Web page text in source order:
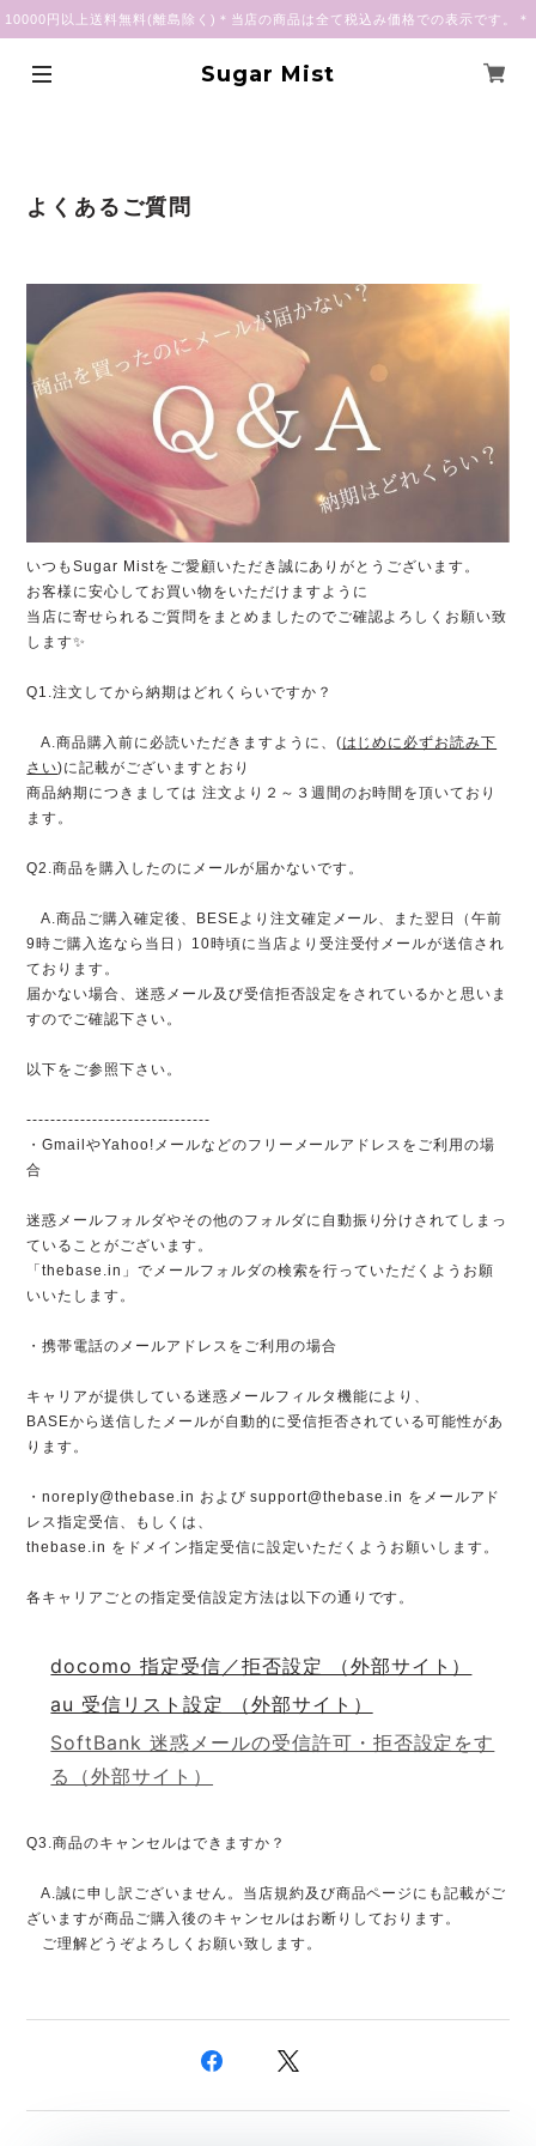
10000円以上送料無料(離島除く)＊当店の商品は全て税込み価格での表示です。＊
Sugar Mist
よくあるご質問
いつもSugar Mistをご愛顧いただき誠にありがとうございます。
お客様に安心してお買い物をいただけますように
当店に寄せられるご質問をまとめましたのでご確認よろしくお願い致
します✨
Q1.注文してから納期はどれくらいですか？
A.商品購入前に必読いただきますように、(は じめに必ずお読み下
さい)に記載がございますとおり
商品納期につきましては 注文より２～３週間のお時間を頂いており
ます。
Q2.商品を購入したのにメールが届かないです。
A.商品ご購入確定後、BESEより注文確定メール、また翌日（午前
9時ご購入迄なら当日）10時頃に当店より受注受付メールが送信され
ております。
届かない場合、迷惑メール及び受信拒否設定をされているかと思いま
すのでご確認下さい。
以下をご参照下さい。
-------------------------------
・GmailやYahoo!メールなどのフリーメールアドレスをご利用の場
合
迷惑メールフォルダやその他のフォルダに自動振り分けされてしまっ
ていることがございます。
「thebase.in」でメールフォルダの検索を行っていただくようお願
いいたします。
・携帯電話のメールアドレスをご利用の場合
キャリアが提供している迷惑メールフィルタ機能により、
BASEから送信したメールが自動的に受信拒否されている可能性があ
ります。
・noreply@thebase.in およびsupport@thebase.in をメールアド
レス指定受信、もしくは、
thebase.in をドメイン指定受信に設定いただくようお願いします。
各キャリアごとの指定受信設定方法は以下の通りです。
docomo 指定受信／拒否設定 （外部サイト）
au 受信リスト設定 （外部サイト）
SoftBank 迷惑メールの受信許可・拒否設定をす
る（外部サイト）
Q3.商品のキャンセルはできますか？
A.誠に申し訳ございません。当店規約及び商品ページにも記載がご
ざいますが商品ご購入後のキャンセルはお断りしております。
ご理解どうぞよろしくお願い致します。